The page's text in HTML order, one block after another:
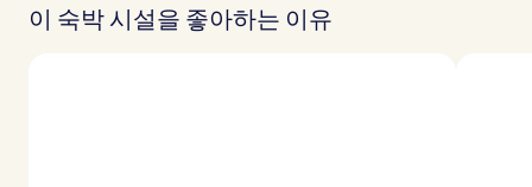
이 숙박 시설을 좋아하는 이유